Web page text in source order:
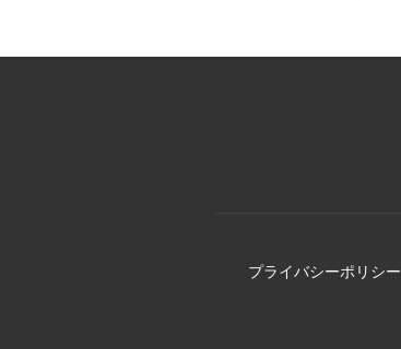
プライバシーポリシー